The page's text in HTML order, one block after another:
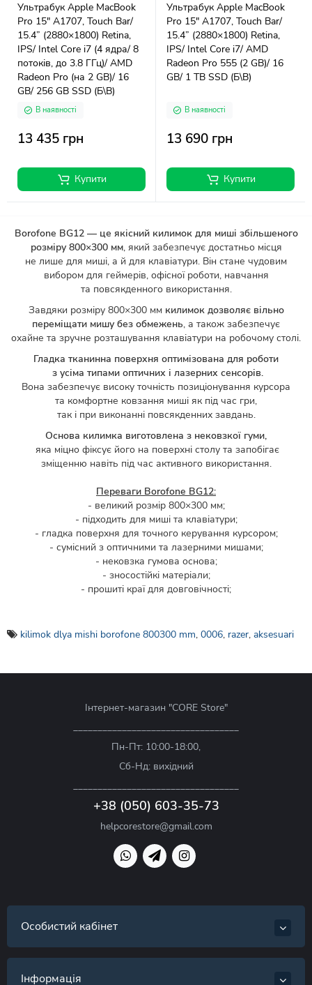
Ультрабук Apple MacBook
Pro 15" A1707, Touch Bar/
15.4” (2880×1800) Retina,
IPS/ Intel Core i7 (4 ядра/ 8
потоків, до 3.8 ГГц)/ AMD
Radeon Pro (на 2 GB)/ 16
GB/ 256 GB SSD (Б\В)
В наявності
13 435 грн
Купити
Ультрабук Apple MacBook
Pro 15" A1707, Touch Bar/
15.4” (2880×1800) Retina,
IPS/ Intel Core i7/ AMD
Radeon Pro 555 (2 GB)/ 16
GB/ 1 TB SSD (Б\В)
В наявності
13 690 грн
Купити
Borofone BG12 — це якісний килимок для миші збільшеного
розміру 800×300 мм, який забезпечує достатньо місця
не лише для миші, а й для клавіатури. Він стане чудовим
вибором для геймерів, офісної роботи, навчання
та повсякденного використання.
Завдяки розміру 800×300 мм килимок дозволяє вільно
переміщати мишу без обмежень, а також забезпечує
охайне та зручне розташування клавіатури на робочому столі.
Гладка тканинна поверхня оптимізована для роботи
з усіма типами оптичних і лазерних сенсорів.
Вона забезпечує високу точність позиціонування курсора
та комфортне ковзання миші як під час гри,
так і при виконанні повсякденних завдань.
Основа килимка виготовлена з нековзкої гуми,
яка міцно фіксує його на поверхні столу та запобігає
зміщенню навіть під час активного використання.
Переваги Borofone BG12:
- великий розмір 800×300 мм;
- підходить для миші та клавіатури;
- гладка поверхня для точного керування курсором;
- сумісний з оптичними та лазерними мишами;
- нековзка гумова основа;
- зносостійкі матеріали;
- прошиті краї для довговічності;
kilimok dlya mishi borofone 800300 mm, 0006, razer, aksesuari
Інтернет-магазин "CORE Store"
__________________________________
Пн-Пт: 10:00-18:00,
Сб-Нд: вихідний
__________________________________
+38 (050) 603-35-73
helpcorestore@gmail.com
Особистий кабінет
Інформація